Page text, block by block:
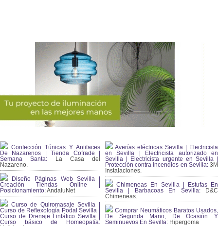
Confección Túnicas Y Antifaces
De Nazarenos | Tienda Cofrade |
Semana Santa: La Casa del
Nazareno.
Diseño Páginas Web Sevilla |
Creación Tiendas Online |
Posicionamiento:AndaluNet
Curso de Quiromasaje Sevilla |
Curso de Reflexología Podal Sevilla |
Curso de Drenaje Linfático Sevilla |
Curso básico de Homeopatía:
Averías eléctricas Sevilla | Electricista
en Sevilla | Electricista autorizado en
Sevilla | Electricista urgente en Sevilla |
Protección contra incendios en Sevilla:3M
Instalaciones.
Chimeneas En Sevilla | Estufas En
Sevilla | Barbacoas En Sevilla:D&C
Chimeneas.
Comprar Neumáticos Baratos Usados,
De Segunda Mano, De Ocasión Y
Seminuevos En Sevilla: Hipergoma